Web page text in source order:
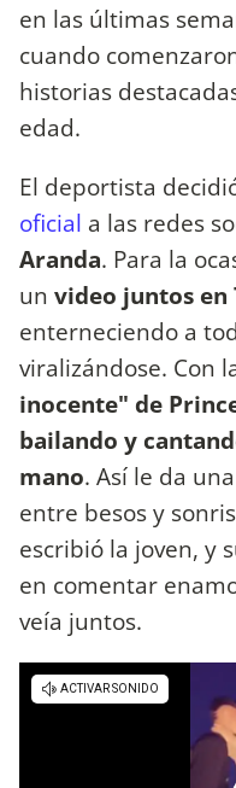
en las últimas
cuando
historias
edad.
El deportista
oficial a las redes
Aranda. Para la
un video juntos en
enterneciendo a
viralizándose. Con
inocente" de
bailando y
mano. Así le da
entre besos y
escribió la joven, y
en comentar
veía juntos.